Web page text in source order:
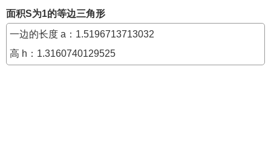
面积S为1的等边三角形
一边的长度 a：1.5196713713032
高 h：1.3160740129525